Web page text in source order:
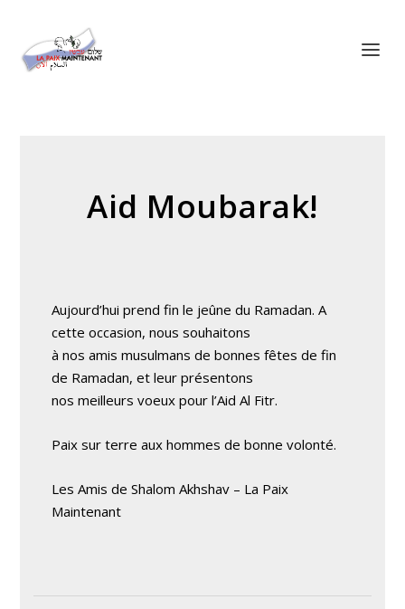
Aid Moubarak!
Aujourd’hui prend fin le jeûne du Ramadan. A
cette occasion, nous souhaitons
à nos amis musulmans de bonnes fêtes de fin
de Ramadan, et leur présentons
nos meilleurs voeux pour l’Aid Al Fitr.
Paix sur terre aux hommes de bonne volonté.
Les Amis de Shalom Akhshav – La Paix
Maintenant